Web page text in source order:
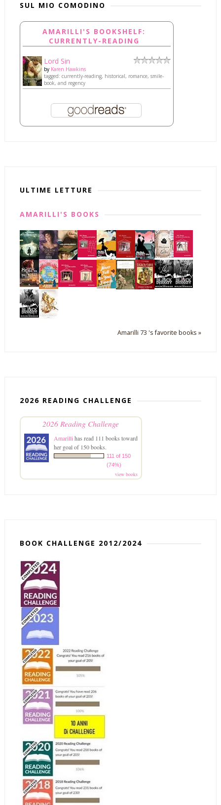
SUL MIO COMODINO
AMARILLI'S BOOKSHELF:
CURRENTLY-READING
Lord Sin
by Karen Hawkins
tagged: currently-reading, historical, romance, smile-
book, and regency
ULTIME LETTURE
AMARILLI'S BOOKS
Amarilli 73 's favorite books »
2026 READING CHALLENGE
2026 Reading Challenge
Amarillihas read 111 books toward
her goal of 150 books.
111 of 150
(74%)
view books
BOOK CHALLENGE 2012/2024